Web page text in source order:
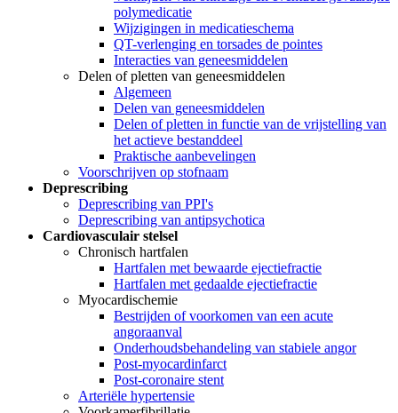
polymedicatie
Wijzigingen in medicatieschema
QT-verlenging en torsades de pointes
Interacties van geneesmiddelen
Delen of pletten van geneesmiddelen
Algemeen
Delen van geneesmiddelen
Delen of pletten in functie van de vrijstelling van
het actieve bestanddeel
Praktische aanbevelingen
Voorschrijven op stofnaam
Deprescribing
Deprescribing van PPI's
Deprescribing van antipsychotica
Cardiovasculair stelsel
Chronisch hartfalen
Hartfalen met bewaarde ejectiefractie
Hartfalen met gedaalde ejectiefractie
Myocardischemie
Bestrijden of voorkomen van een acute
angoraanval
Onderhoudsbehandeling van stabiele angor
Post-myocardinfarct
Post-coronaire stent
Arteriële hypertensie